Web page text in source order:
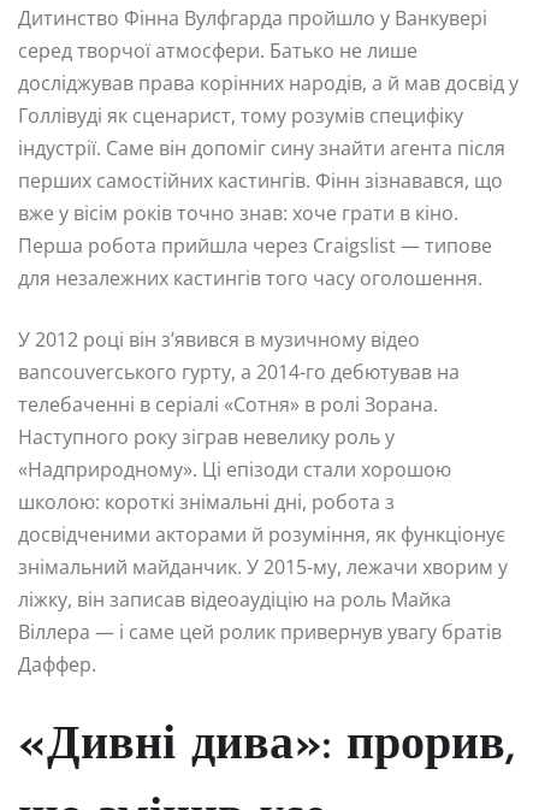
Дитинство Фінна Вулфгарда пройшло у Ванкувері
серед творчої атмосфери. Батько не лише
досліджував права корінних народів, а й мав досвід у
Голлівуді як сценарист, тому розумів специфіку
індустрії. Саме він допоміг сину знайти агента після
перших самостійних кастингів. Фінн зізнавався, що
вже у вісім років точно знав: хоче грати в кіно.
Перша робота прийшла через Craigslist — типове
для незалежних кастингів того часу оголошення.
У 2012 році він з’явився в музичному відео
вancouverського гурту, а 2014-го дебютував на
телебаченні в серіалі «Сотня» в ролі Зорана.
Наступного року зіграв невелику роль у
«Надприродному». Ці епізоди стали хорошою
школою: короткі знімальні дні, робота з
досвідченими акторами й розуміння, як функціонує
знімальний майданчик. У 2015-му, лежачи хворим у
ліжку, він записав відеоаудіцію на роль Майка
Віллера — і саме цей ролик привернув увагу братів
Даффер.
«Дивні дива»: прорив,